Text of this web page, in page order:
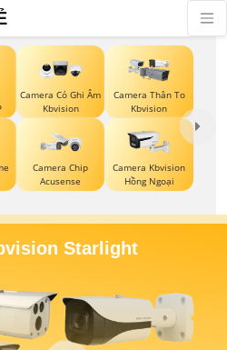
Camera Có Ghi Âm
Kbvision
Camera Thân To
Kbvision
Camera Chip
Acusense
Camera Kbvision
Hồng Ngoại
Starlight